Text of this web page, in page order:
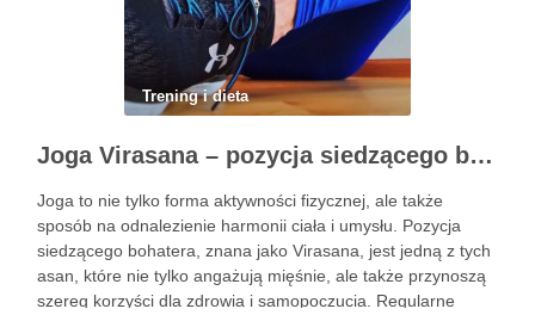
Trening i dieta
Joga Virasana – pozycja siedzącego bohatera i jej korzyści
Joga to nie tylko forma aktywności fizycznej, ale także
sposób na odnalezienie harmonii ciała i umysłu. Pozycja
siedzącego bohatera, znana jako Virasana, jest jedną z tych
asan, które nie tylko angażują mięśnie, ale także przynoszą
szereg korzyści dla zdrowia i samopoczucia. Regularne